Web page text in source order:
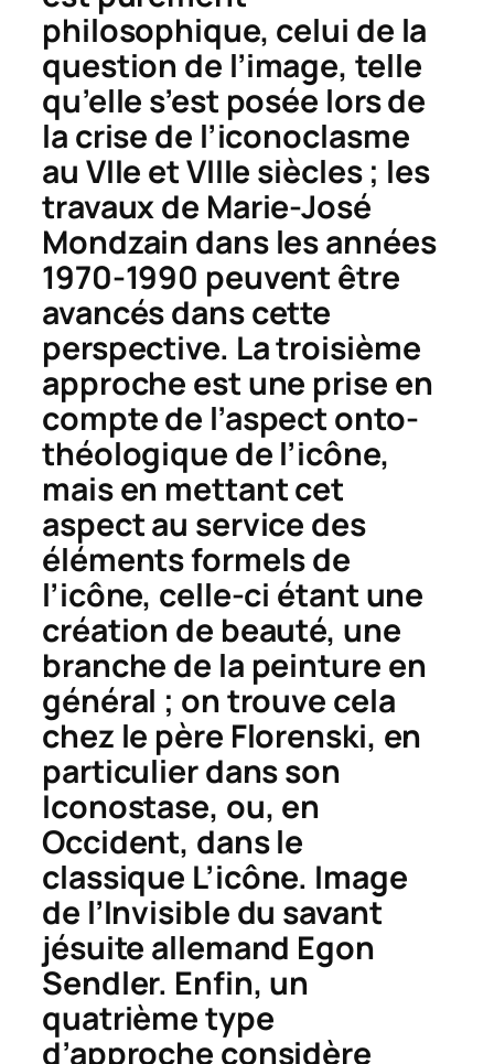
philosophique, celui de la
question de l’image, telle
qu’elle s’est posée lors de
la crise de l’iconoclasme
au VIIe et VIIIe siècles ; les
travaux de Marie-José
Mondzain dans les années
1970-1990 peuvent être
avancés dans cette
perspective. La troisième
approche est une prise en
compte de l’aspect onto-
théologique de l’icône,
mais en mettant cet
aspect au service des
éléments formels de
l’icône, celle-ci étant une
création de beauté, une
branche de la peinture en
général ; on trouve cela
chez le père Florenski, en
particulier dans son
Iconostase, ou, en
Occident, dans le
classique L’icône. Image
de l’Invisible du savant
jésuite allemand Egon
Sendler. Enfin, un
quatrième type
d’approche considère